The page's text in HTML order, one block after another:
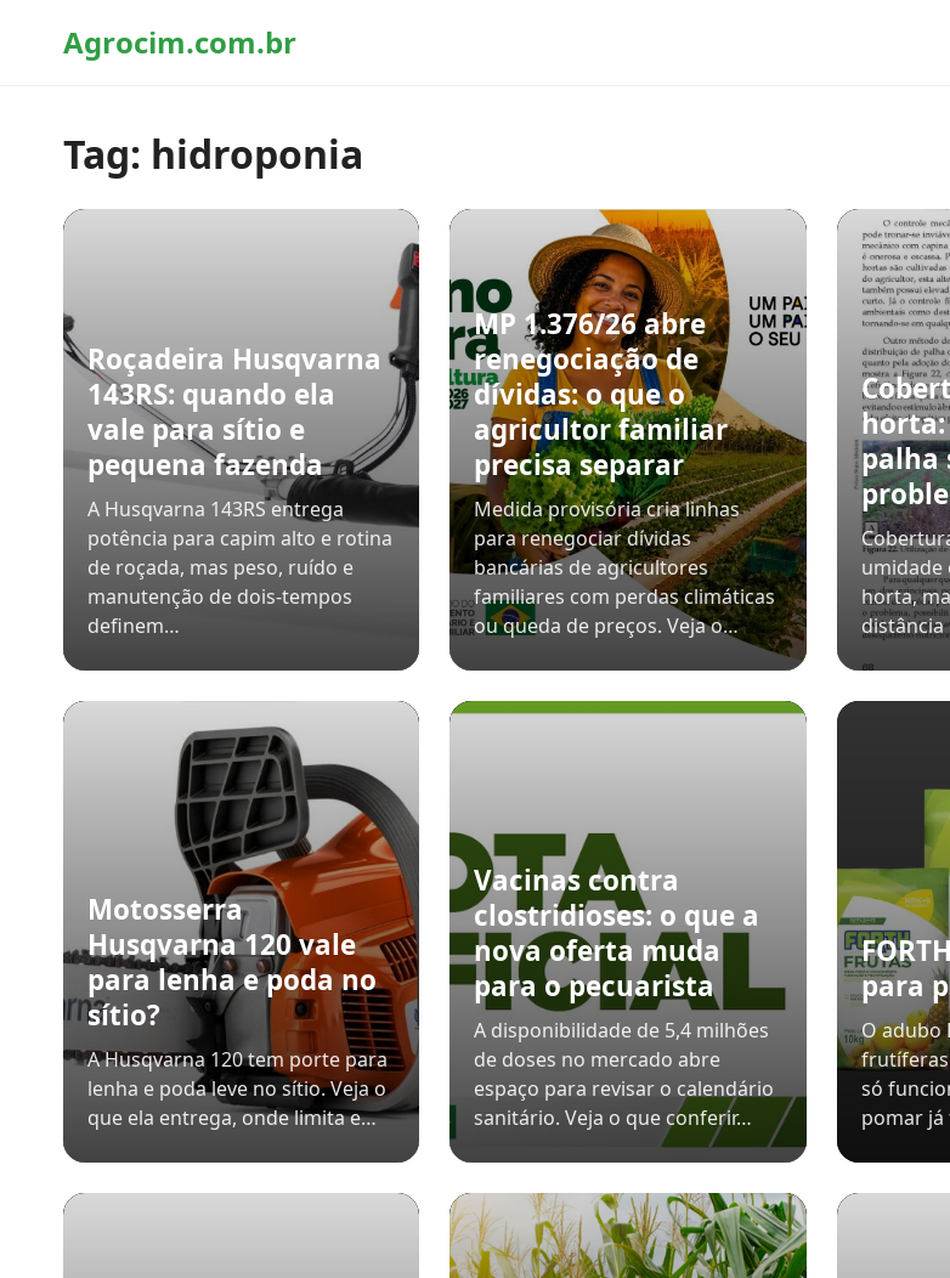
Agrocim.com.br
Tag: hidroponia
Roçadeira Husqvarna
143RS: quando ela
vale para sítio e
pequena fazenda
A Husqvarna 143RS entrega
potência para capim alto e rotina
de roçada, mas peso, ruído e
manutenção de dois-tempos
definem…
MP 1.376/26 abre
renegociação de
dívidas: o que o
agricultor familiar
precisa separar
Medida provisória cria linhas
para renegociar dívidas
bancárias de agricultores
familiares com perdas climáticas
ou queda de preços. Veja o…
palha
umidade
horta,
Motosserra
Husqvarna 120 vale
para lenha e poda no
sítio?
A Husqvarna 120 tem porte para
lenha e poda leve no sítio. Veja o
que ela entrega, onde limita e…
Vacinas contra
clostridioses: o que a
nova oferta muda
para o pecuarista
A disponibilidade de 5,4 milhões
de doses no mercado abre
espaço para revisar o calendário
sanitário. Veja o que conferir…
para
O adubo
frutíferas
só
pomar